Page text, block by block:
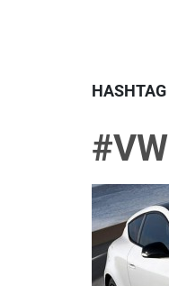
HASHTAG
#VW